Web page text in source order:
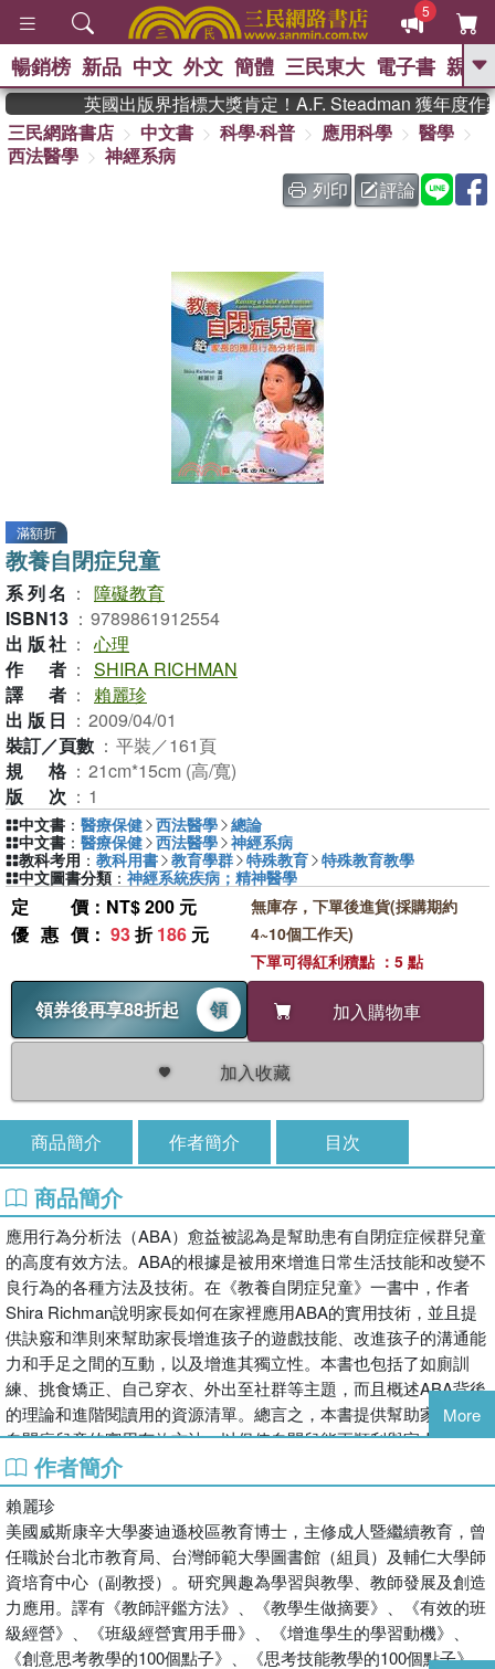
5
GO
熱搜： 東野圭吾 、 高希均教授回憶錄
史是一群喵 、 暑期推薦 、 國際布克
獎 臺灣漫遊錄 、 方念華 、 台灣的李
暢銷榜 新品 中文 外文 簡體 三民東大 電子書 親子
英國出版界指標大獎肯定！A.F. Steadman 獲年度作
三民網路書店
中文書 科學‧科普 應用科學
醫學
西法醫學
神經系病
列印
評論
滿額折
教養自閉症兒童
系列名 ： 障礙教育
ISBN13 ： 9789861912554
出版社 ： 心理
作者 ： SHIRA RICHMAN
譯者 ： 賴麗珍
出版日 ： 2009/04/01
裝訂／頁數 ： 平裝／161頁
規格 ： 21cm*15cm (高/寬)
版次 ： 1
定價 ：NT$ 200 元
優惠價 ： 93折186 元
領券後再享88折起 領 加入購物車
加入收藏
無庫存，下單後進貨(採購期約
4~10個工作天)
下單可得紅利積點 ：5 點
中文書 ： 醫療保健 西法醫學 總論
中文書 ： 醫療保健 西法醫學 神經系病
教科考用 ： 教科用書 教育學群 特殊教育 特殊教育教學
中文圖書分類 ： 神經系統疾病；精神醫學
商品簡介 作者簡介 目次
商品簡介
應用行為分析法（ABA）愈益被認為是幫助患有自閉症症候群兒童
的高度有效方法。ABA的根據是被用來增進日常生活技能和改變不
良行為的各種方法及技術。在《教養自閉症兒童》一書中，作者
Shira Richman說明家長如何在家裡應用ABA的實用技術，並且提
供訣竅和準則來幫助家長增進孩子的遊戲技能、改進孩子的溝通能
力和手足之間的互動，以及增進其獨立性。本書也包括了如廁訓
練、挑食矯正、自己穿衣、外出至社群等主題，而且概述ABA背後
的理論和進階閱讀用的資源清單。總言之，本書提供幫助家長教養
自閉症兒童的實用有效方法，以促使自閉兒能更順利與家人、朋友
及學校環境互動。
More
作者簡介
賴麗珍
美國威斯康辛大學麥迪遜校區教育博士，主修成人暨繼續教育，曾
任職於台北市教育局、台灣師範大學圖書館（組員）及輔仁大學師
資培育中心（副教授）。研究興趣為學習與教學、教師發展及創造
力應用。譯有《教師評鑑方法》、《教學生做摘要》、《有效的班
級經營》、《班級經營實用手冊》、《增進學生的學習動機》、
《創意思考教學的100個點子》、《思考技能教學的100個點子》、